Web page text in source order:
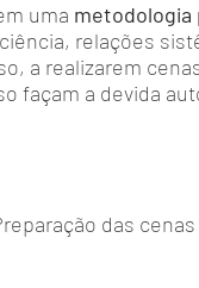
uma metodologia
relações
a realizarem
façam a devida
das